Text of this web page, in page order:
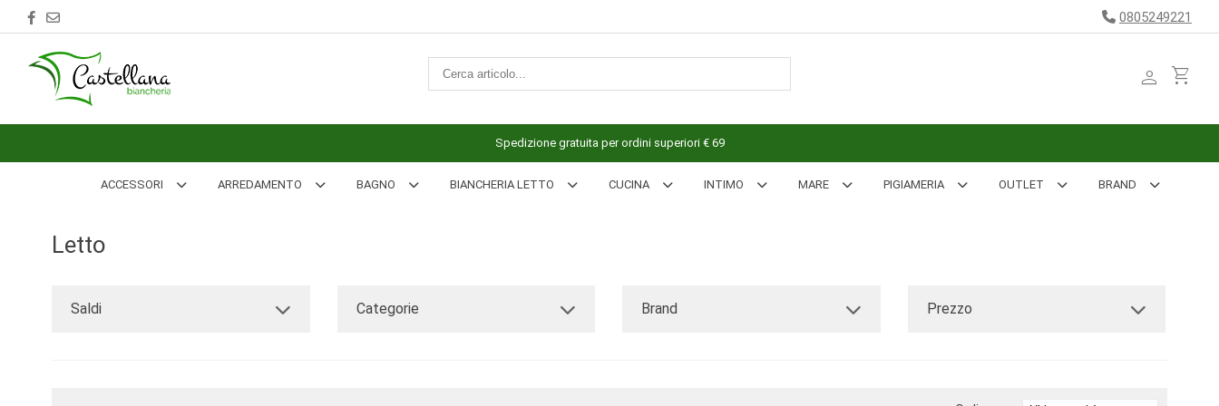
ACCESSORI
CUCINA
0805249221
person shopping_cart
Spedizione gratuita per ordini superiori € 69
ACCESSORI ARREDAMENTO BAGNO BIANCHERIA LETTO CUCINA INTIMO MARE PIGIAMERIA OUTLET BRAND
Letto
Saldi Categorie Brand Prezzo